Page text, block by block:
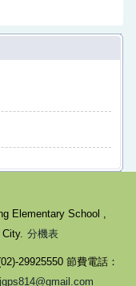
中港國小50
Elementary School ,
分機表
29925550 節費電話：
jgps814@gmail.com